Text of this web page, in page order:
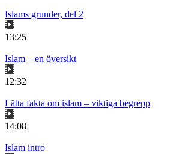
Islams grunder, del 2
13:25
Islam – en översikt
12:32
Lätta fakta om islam – viktiga begrepp
14:08
Islam intro